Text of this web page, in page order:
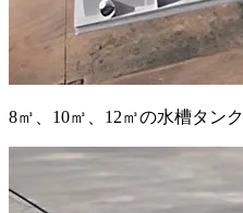
8㎥、10㎥、12㎥の水槽タンク